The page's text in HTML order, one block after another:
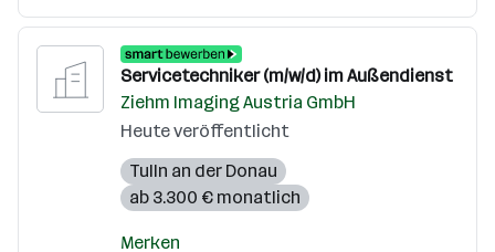
Servicetechniker (m/w/d) im Außendienst
Ziehm Imaging Austria GmbH
Heute veröffentlicht
Tulln an der Donau
ab 3.300 € monatlich
Merken